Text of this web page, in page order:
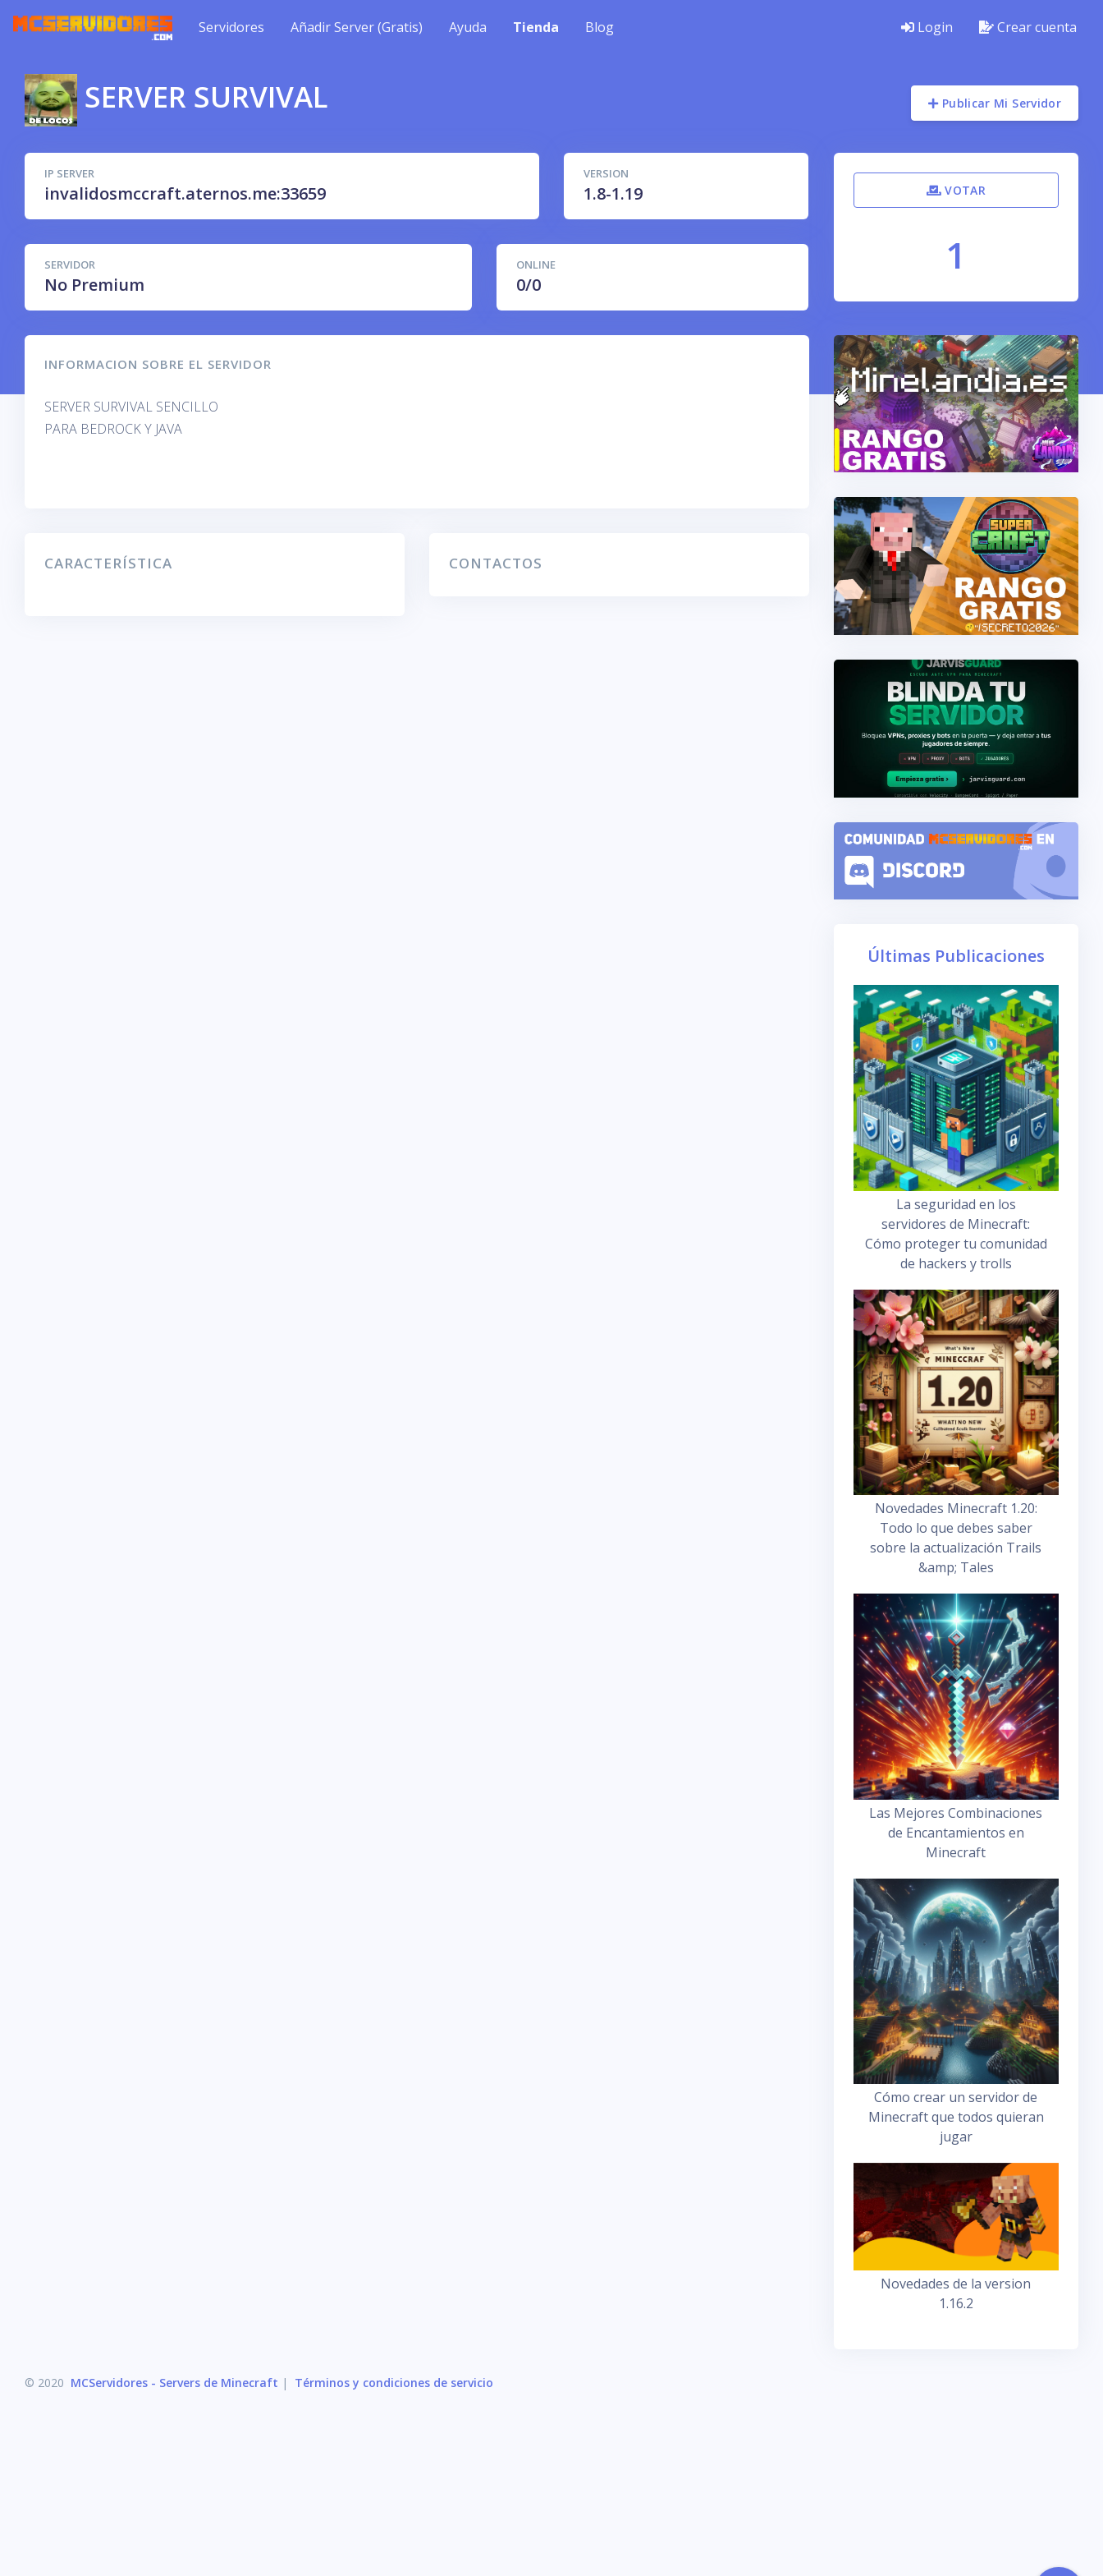
Servidores Añadir Server (Gratis) Ayuda Tienda Blog Login Crear cuenta
SERVER SURVIVAL Publicar Mi Servidor
IP SERVER
invalidosmccraft.aternos.me:33659
VERSION
1.8-1.19
SERVIDOR
No Premium
ONLINE
0/0
VOTAR
1
INFORMACION SOBRE EL SERVIDOR
SERVER SURVIVAL SENCILLO
PARA BEDROCK Y JAVA
CARACTERÍSTICA CONTACTOS
Últimas Publicaciones
La seguridad en los
servidores de Minecraft:
Cómo proteger tu comunidad
de hackers y trolls
Novedades Minecraft 1.20:
Todo lo que debes saber
sobre la actualización Trails
&amp; Tales
Las Mejores Combinaciones
de Encantamientos en
Minecraft
Cómo crear un servidor de
Minecraft que todos quieran
jugar
Novedades de la version
1.16.2
© 2020 MCServidores - Servers de Minecraft | Términos y condiciones de servicio